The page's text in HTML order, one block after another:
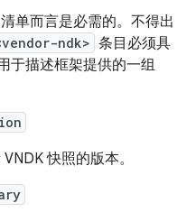
单而言是必需的。不得出
ndk> 条目必须具
于描述框架提供的一组
快照的版本。